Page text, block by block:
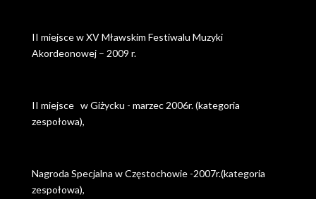
II miejsce w XV Mławskim Festiwalu Muzyki
Akordeonowej – 2009 r.
II miejsce w Giżycku - marzec 2006r. (kategoria
zespołowa),
Nagroda Specjalna w Częstochowie -2007r.(kategoria
zespołowa),